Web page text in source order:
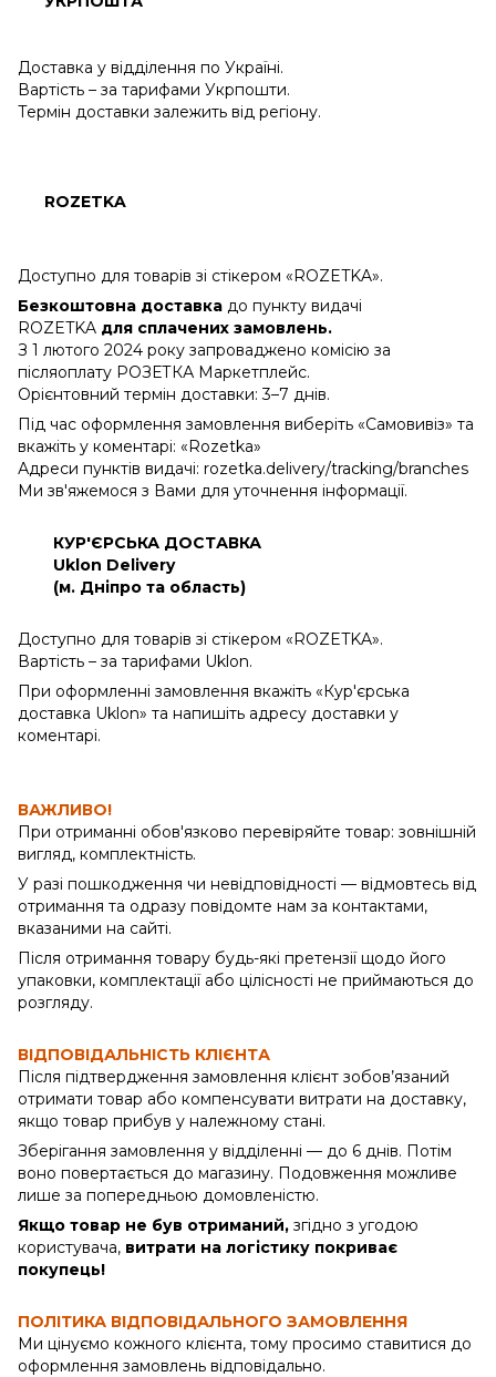
Доставка у відділення по Україні.
Вартість – за тарифами Укрпошти.
Термін доставки залежить від регіону.
ROZETKA
Доступно для товарів зі стікером «ROZETKA».
Безкоштовна доставка до пункту видачі
ROZETKA для сплачених замовлень.
З 1 лютого 2024 року запроваджено комісію за
післяоплату РОЗЕТКА Маркетплейс.
Орієнтовний термін доставки: 3–7 днів.
Під час оформлення замовлення виберіть «Самовивіз» та
вкажіть у коментарі: «Rozetka»
Адреси пунктів видачі: rozetka.delivery/tracking/branches
Ми зв'яжемося з Вами для уточнення інформації.
КУР'ЄРСЬКА ДОСТАВКА
Uklon Delivery
(м. Дніпро та область)
Доступно для товарів зі стікером «ROZETKA».
Вартість – за тарифами Uklon.
При оформленні замовлення вкажіть «Кур'єрська
доставка Uklon» та напишіть адресу доставки у
коментарі.
ВАЖЛИВО!
При отриманні обов'язково перевіряйте товар: зовнішній
вигляд, комплектність.
У разі пошкодження чи невідповідності — відмовтесь від
отримання та одразу повідомте нам за контактами,
вказаними на сайті.
Після отримання товару будь-які претензії щодо його
упаковки, комплектації або цілісності не приймаються до
розгляду.
ВІДПОВІДАЛЬНІСТЬ КЛІЄНТА
Після підтвердження замовлення клієнт зобов’язаний
отримати товар або компенсувати витрати на доставку,
якщо товар прибув у належному стані.
Зберігання замовлення у відділенні — до 6 днів. Потім
воно повертається до магазину. Подовження можливе
лише за попередньою домовленістю.
Якщо товар не був отриманий, згідно з угодою
користувача, витрати на логістику покриває
покупець!
ПОЛІТИКА ВІДПОВІДАЛЬНОГО ЗАМОВЛЕННЯ
Ми цінуємо кожного клієнта, тому просимо ставитися до
оформлення замовлень відповідально.